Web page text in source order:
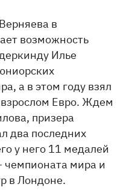
в
возможность
Илье
а в этом году взял
Евро. Ждем
призера
два последних
у него 11 медалей
чемпионата мира и
в Лондоне.